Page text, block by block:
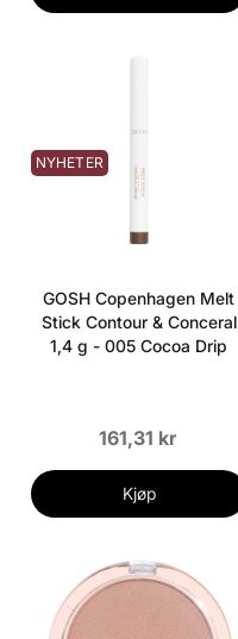
NYHETER
GOSH Copenhagen Melt
Stick Contour & Conceral
1,4 g - 005 Cocoa Drip
161,31 kr
Kjøp